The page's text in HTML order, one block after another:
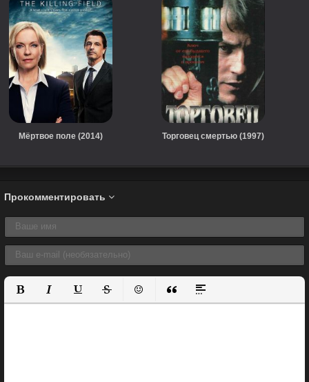
Мёртвое поле (2014) Торговец смертью (1997)
Прокомментировать
Полужирный
КурсивПодчеркнутый
ЗачеркнутыйВставить смайлик
Вставка цитаты
Вставка спойлера